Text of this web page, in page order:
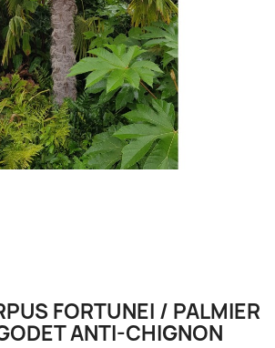
FORTUNEI / PALMIER
ANTI-CHIGNON